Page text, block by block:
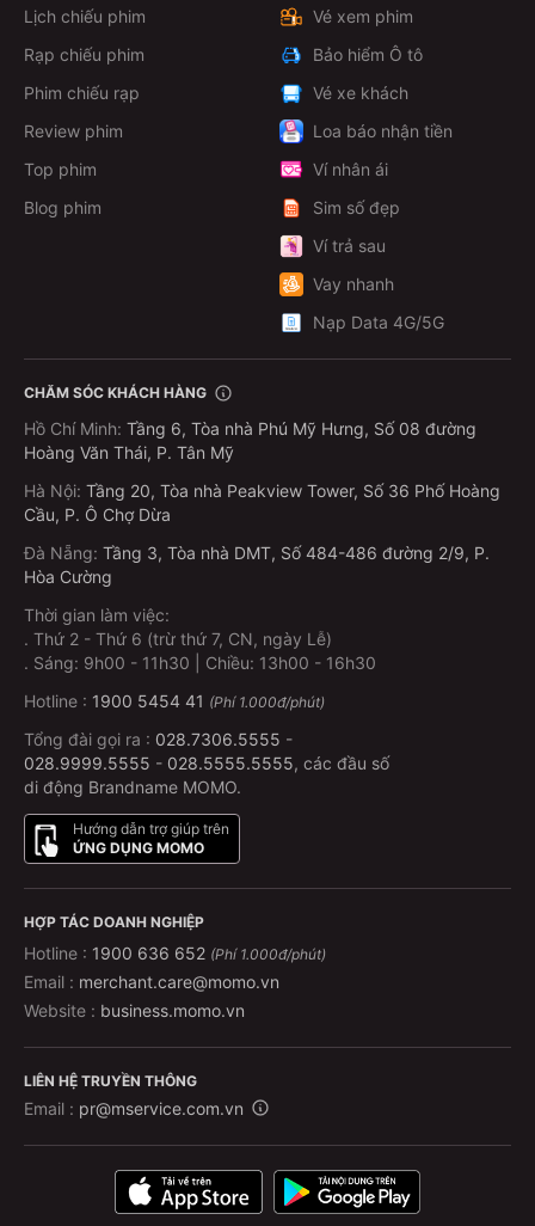
Lịch chiếu phim
Rạp chiếu phim
Phim chiếu rạp
Review phim
Top phim
Blog phim
Vé xem phim
Bảo hiểm Ô tô
Vé xe khách
Loa báo nhận tiền
Ví nhân ái
Sim số đẹp
Ví trả sau
Vay nhanh
Nạp Data 4G/5G
CHĂM SÓC KHÁCH HÀNG
Hồ Chí Minh: Tầng 6, Tòa nhà Phú Mỹ Hưng, Số 08 đường
Hoàng Văn Thái, P. Tân Mỹ
Hà Nội: Tầng 20, Tòa nhà Peakview Tower, Số 36 Phố Hoàng
Cầu, P. Ô Chợ Dừa
Đà Nẵng: Tầng 3, Tòa nhà DMT, Số 484-486 đường 2/9, P.
Hòa Cường
Thời gian làm việc:
. Thứ 2 - Thứ 6 (trừ thứ 7, CN, ngày Lễ)
. Sáng: 9h00 - 11h30 | Chiều: 13h00 - 16h30
Hotline : 1900 5454 41 (Phí 1.000đ/phút)
Tổng đài gọi ra : 028.7306.5555 -
028.9999.5555 - 028.5555.5555, các đầu số
di động Brandname MOMO.
Hướng dẫn trợ giúp trên
ỨNG DỤNG MOMO
HỢP TÁC DOANH NGHIỆP
Hotline : 1900 636 652 (Phí 1.000đ/phút)
Email : merchant.care@momo.vn
Website : business.momo.vn
LIÊN HỆ TRUYỀN THÔNG
Email : pr@mservice.com.vn